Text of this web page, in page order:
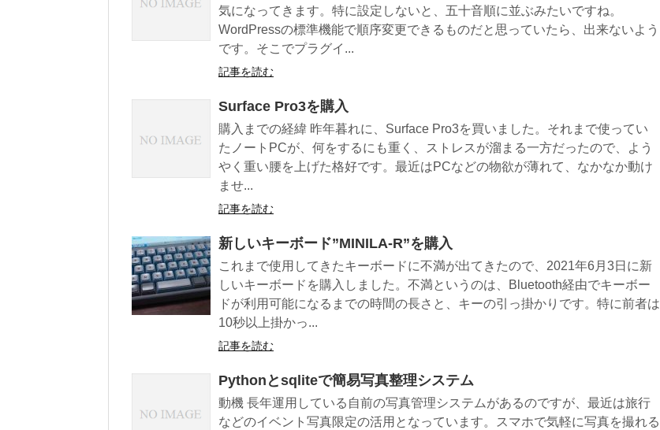
気になってきます。特に設定しないと、五十音順に並ぶみたいですね。
WordPressの標準機能で順序変更できるものだと思っていたら、出来ないよう
です。そこでプラグイ...
記事を読む
Surface Pro3を購入
購入までの経緯 昨年暮れに、Surface Pro3を買いました。それまで使ってい
たノートPCが、何をするにも重く、ストレスが溜まる一方だったので、よう
やく重い腰を上げた格好です。最近はPCなどの物欲が薄れて、なかなか動け
ませ...
記事を読む
新しいキーボード”MINILA-R”を購入
これまで使用してきたキーボードに不満が出てきたので、2021年6月3日に新
しいキーボードを購入しました。不満というのは、Bluetooth経由でキーボー
ドが利用可能になるまでの時間の長さと、キーの引っ掛かりです。特に前者は
10秒以上掛かっ...
記事を読む
Pythonとsqliteで簡易写真整理システム
動機 長年運用している自前の写真管理システムがあるのですが、最近は旅行
などのイベント写真限定の活用となっています。スマホで気軽に写真を撮れる